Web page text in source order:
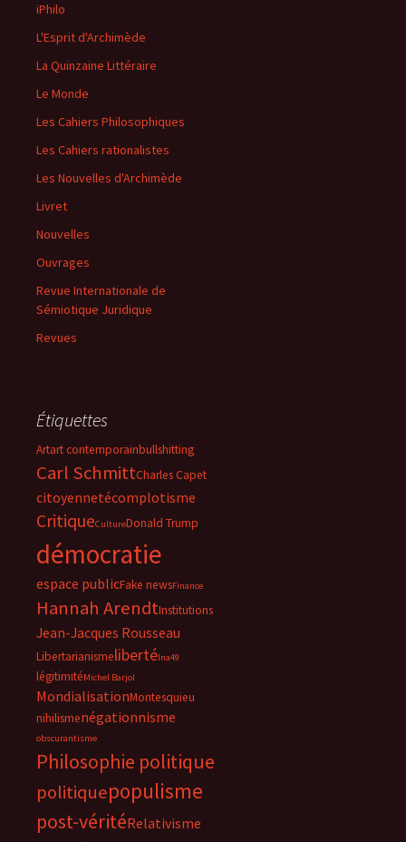
iPhilo
L'Esprit d'Archimède
La Quinzaine Littéraire
Le Monde
Les Cahiers Philosophiques
Les Cahiers rationalistes
Les Nouvelles d'Archimède
Livret
Nouvelles
Ouvrages
Revue Internationale de
Sémiotique Juridique
Revues
Étiquettes
Artart contemporainbullshitting
Carl SchmittCharles Capet
citoyennetécomplotisme
CritiqueCultureDonald Trump
démocratie
espace publicFake newsFinance
Hannah ArendtInstitutions
Jean-Jacques Rousseau
Libertarianismelibertélna49
légitimitéMichel Barjol
MondialisationMontesquieu
nihilismenégationnisme
obscurantisme
Philosophie politique
politiquepopulisme
post-véritéRelativisme